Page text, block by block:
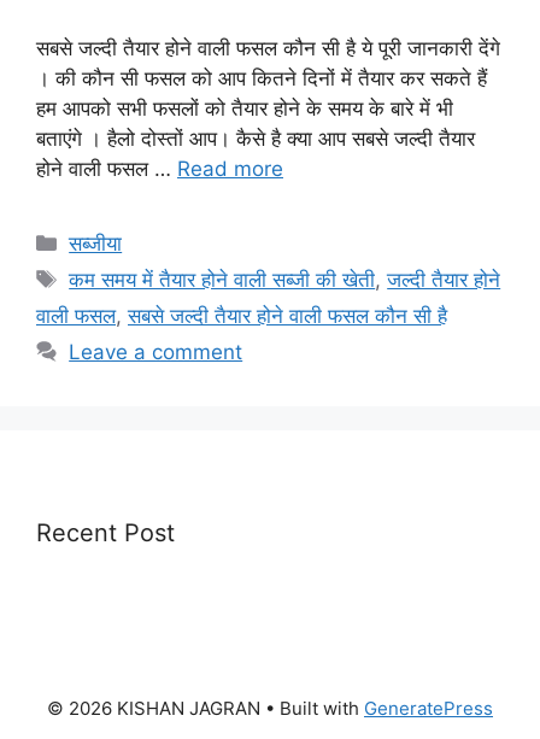
सबसे जल्दी तैयार होने वाली फसल कौन सी है ये पूरी जानकारी देंगे
। की कौन सी फसल को आप कितने दिनों में तैयार कर सकते हैं
हम आपको सभी फसलों को तैयार होने के समय के बारे में भी
बताएंगे । हैलो दोस्तों आप। कैसे है क्या आप सबसे जल्दी तैयार
होने वाली फसल … Read more
Categories
सब्जीया
Tags
कम समय में तैयार होने वाली सब्जी की खेती,जल्दी तैयार होने
वाली फसल,सबसे जल्दी तैयार होने वाली फसल कौन सी है
Leave a comment
Recent Post
© 2026 KISHAN JAGRAN • Built with GeneratePress